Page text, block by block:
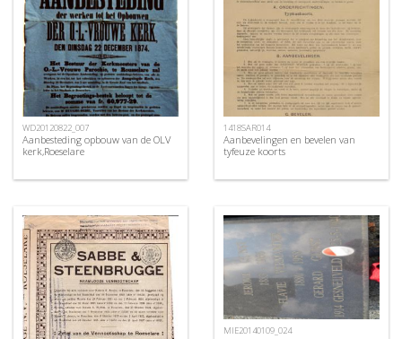
WD20120822_007
Aanbesteding opbouw van de OLV
kerk,Roeselare
1418SAR014
Aanbevelingen en bevelen van
tyfeuze koorts
MIE20140109_024